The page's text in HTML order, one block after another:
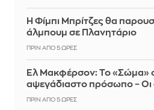
Η Φίμπι Μπρίτζες θα
άλμπουμ σε Πλανητάριο
ΠΡΙΝ ΑΠΌ 5 ΏΡΕΣ
Ελ Μακφέρσον: Το «Σώμα»
αψεγάδιαστο πρόσωπο – Οι
ΠΡΙΝ ΑΠΌ 5 ΏΡΕΣ